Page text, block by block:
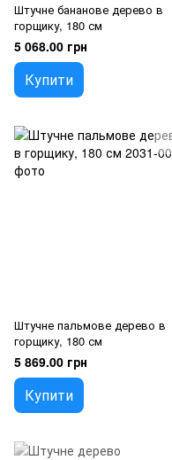
Штучне бананове дерево в
горщику, 180 см
5 068.00 грн
Купити
Штучне пальмове дерево в
горщику, 180 см
5 869.00 грн
Купити